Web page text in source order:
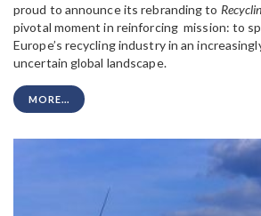
proud to announce its rebranding to
pivotal moment in reinforcing mission: to
Europe’s recycling industry in an
uncertain global landscape.
MORE...